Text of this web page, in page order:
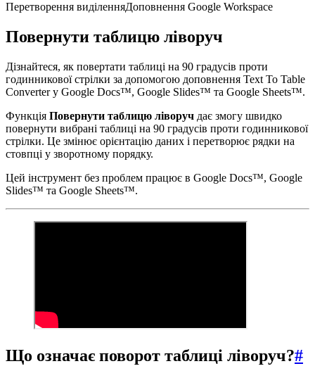
Перетворення виділенняДоповнення Google Workspace
Повернути таблицю ліворуч
Дізнайтеся, як повертати таблиці на 90 градусів проти
годинникової стрілки за допомогою доповнення Text To Table
Converter у Google Docs™, Google Slides™ та Google Sheets™.
Функція Повернути таблицю ліворуч дає змогу швидко
повернути вибрані таблиці на 90 градусів проти годинникової
стрілки. Це змінює орієнтацію даних і перетворює рядки на
стовпці у зворотному порядку.
Цей інструмент без проблем працює в Google Docs™, Google
Slides™ та Google Sheets™.
Що означає поворот таблиці ліворуч?#